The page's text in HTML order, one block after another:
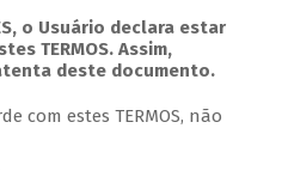
o Usuário declara estar
TERMOS. Assim,
deste documento.
com estes TERMOS, não